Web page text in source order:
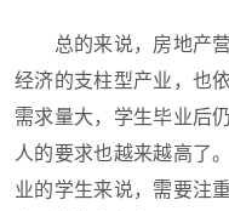
总的来说，房地产营
经济的支柱型产业，也
需求量大，学生毕业后
人的要求也越来越高了
业的学生来说，需要注